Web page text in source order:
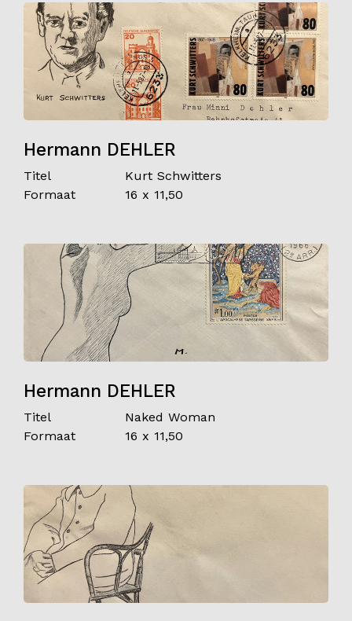
Hermann DEHLER
Titel
Kurt Schwitters
Formaat
16 x 11,50
Hermann DEHLER
Titel
Naked Woman
Formaat
16 x 11,50